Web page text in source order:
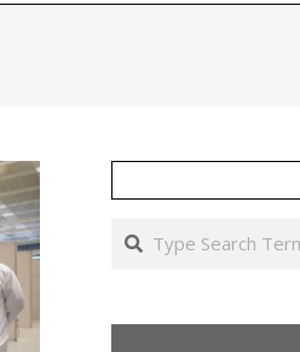
Search